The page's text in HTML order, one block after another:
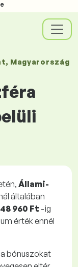
, Magyarország
Állami-
általában
960 Ft -ig
érték ennél
bónuszokat